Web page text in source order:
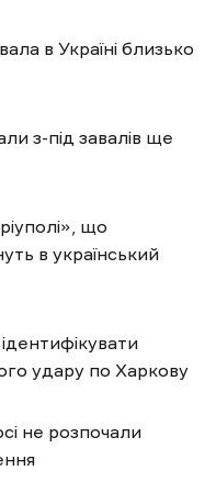
в Україні близько
з-під завалів ще
що
в український
удару по Харкову
не розпочали